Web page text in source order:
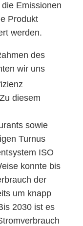
Emissionen
Produkt
werden.
des
wir uns
diesem
sowie
Turnus
ISO
konnte bis
der
um knapp
2030 ist es